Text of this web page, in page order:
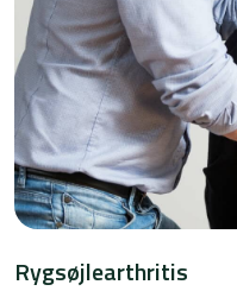
Rygsøjlearthritis